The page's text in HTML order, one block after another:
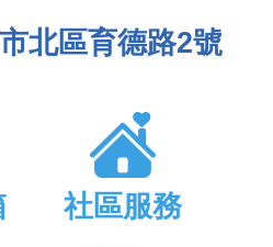
北區育德路2號
社區服務